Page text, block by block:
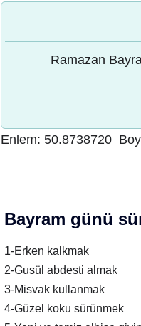
Ramazan
Enlem: 50.8738720
Bayram günü
1-Erken kalkmak
2-Gusül abdesti almak
3-Misvak kullanmak
4-Güzel koku sürünmek